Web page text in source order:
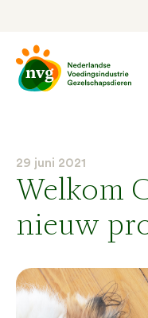
29 juni 2021
Welkom
nieuw